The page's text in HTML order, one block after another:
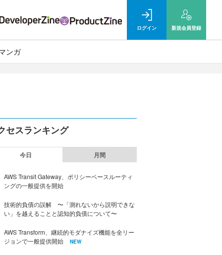
ログイン 新規会員登録
ンガ
セスランキング
今日 月間
AWS Transit Gateway、ポリシーベースルーティ
ングの一般提供を開始
技術的負債の誤解 〜「測れないから説明できな
い」を越えることと認知的負債について〜
AWS Transform、継続的モダナイズ機能を全リー
ジョンで一般提供開始
NEW